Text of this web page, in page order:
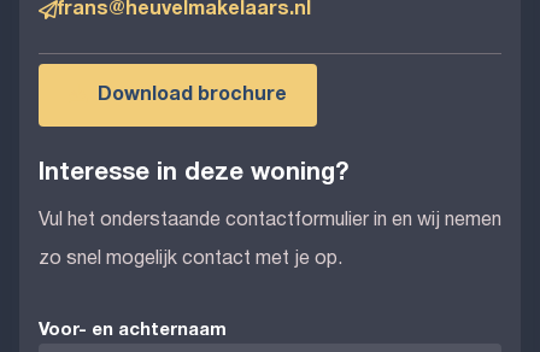
frans@heuvelmakelaars.nl
Download brochure
Interesse in deze woning?
Vul het onderstaande contactformulier in en wij nemen
zo snel mogelijk contact met je op.
Voor- en achternaam